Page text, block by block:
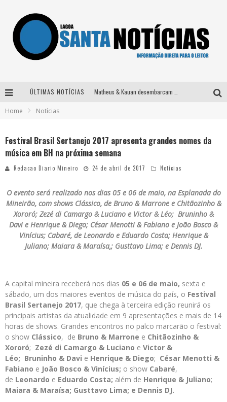
ÚLTIMAS NOTÍCIAS
Home Notícias
Festival Brasil Sertanejo 2017 apresenta grandes nomes da
música em BH na próxima semana
Redacao Diario Mineiro 24 de abril de 2017 Notícias
O evento será realizado nos dias 05 e 06 de maio, na Esplanada do
Mineirão, com shows Clássico, de Bruno & Marrone e Chitãozinho &
Xororó; Zezé di Camargo & Luciano e Victor & Léo; Bruninho &
Davi e Henrique & Diego; César Menotti & Fabiano e João Bosco &
Vinícius; Cabaré, de Leonardo e Eduardo Costa; Henrique &
Juliano; Maiara & Maraísa,; Gusttavo Lima; e Dennis DJ.
A capital mineira receberá nos dias 05 e 06 de maio, sexta e
sábado, um dos maiores eventos de música do país, o Festival
Brasil Sertanejo 2017, que chega à terceira edição reunirá os
principais artistas da atualidade em 9 apresentações e mais de 14
horas de shows. Grandes encontros no palco marcarão o festival:
o show Clássico, de Bruno & Marrone e Chitãozinho &
Xororó; Zezé di Camargo & Luciano e Victor &
Léo; Bruninho & Davi e Henrique & Diego; César Menotti &
Fabiano e João Bosco & Vinícius; o show Cabaré,
de Leonardo e Eduardo Costa; além de Henrique & Juliano;
Maiara & Maraísa; Gusttavo Lima; e Dennis DJ.